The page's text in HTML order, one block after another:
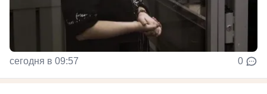
сегодня в 09:57 0